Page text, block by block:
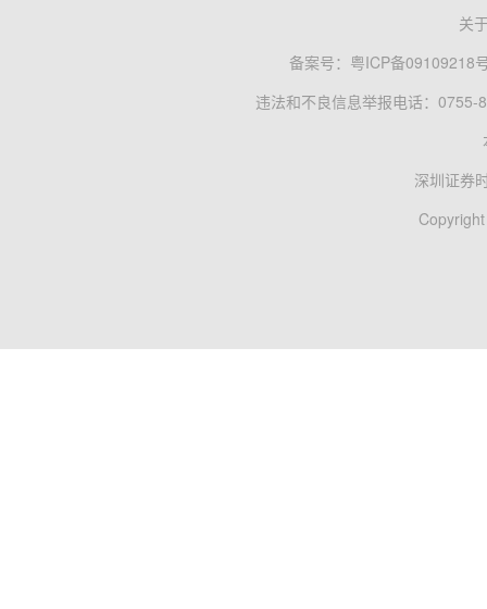
关
备案号： 粤ICP备09109218
违法和不良信息举报电话：0755-
深圳证券